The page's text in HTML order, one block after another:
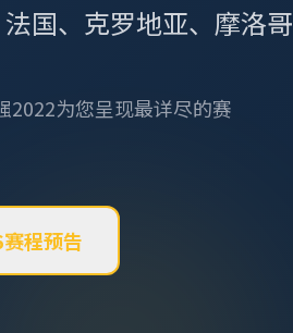
国、克罗地亚、摩洛哥
2022为您呈现最详尽的赛
程预告